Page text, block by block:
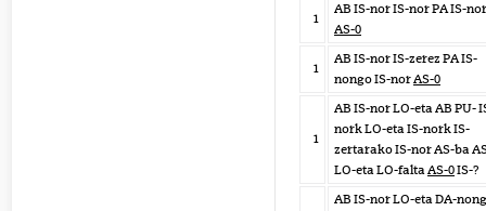
1
AB IS-nor IS-nor PA IS-nor
AS-0
1
AB IS-nor IS-zerez PA IS-
nongo IS-norAS-0
1
AB IS-nor LO-eta AB PU-
nork LO-eta IS-nork IS-
zertarako IS-nor AS-ba
LO-eta LO-faltaAS-0IS-?
AB IS-nor LO-eta DA-